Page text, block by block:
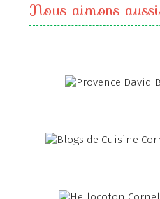
Nous aimons aussi